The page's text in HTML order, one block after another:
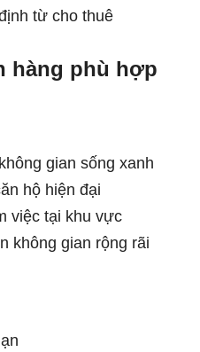
từ cho thuê
hàng phù hợp
gian sống xanh
hộ hiện đại
việc tại khu vực
không gian rộng rãi